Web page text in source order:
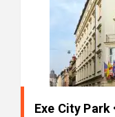
Exe City Park